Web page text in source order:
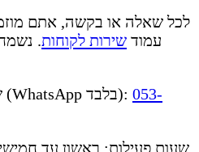
לכל שאלה או בקשה, אתם
עמוד שירות לקוחות.
שירות לקוחות דרך הטלפון (WhatsApp בלבד): 053-